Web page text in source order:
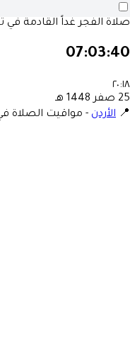
صلاة الفجر غداً القادمة في
07:03:40
٢٠:١٨
25 صفر 1448 هـ
📍 الأردن - مواقيت الصلاة